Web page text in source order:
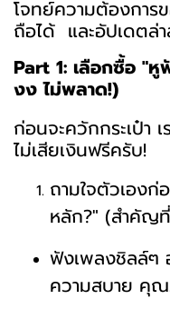
โจทย์ความต้องการ
ถือได้ และอัปเดตล่
Part 1: เลือกซื้อ "หู
งง ไม่พลาด!)
ก่อนจะควักกระเป๋า
ไม่เสียเงินฟรีครับ!
ถามใจตัวเองก่อ
หลัก?" (สำคัญ
ฟังเพลงชิลล์ๆ
ความสบาย คุ